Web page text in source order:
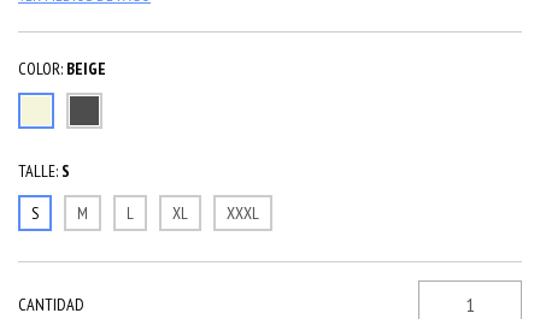
COLOR: BEIGE
TALLE: S
S
M L XL XXXL
CANTIDAD